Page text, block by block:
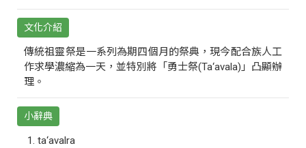
文化介紹
傳統祖靈祭是一系列為期四個月的祭典，現今配合族人工
作求學濃縮為一天，並特別將「勇士祭(Ta‘avala)」凸顯辦
理。
小辭典
ta‘avalra